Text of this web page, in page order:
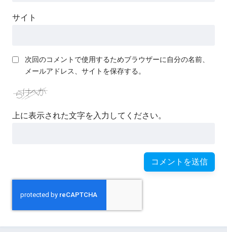
サイト
次回のコメントで使用するためブラウザーに自分の名前、
メールアドレス、サイトを保存する。
上に表示された文字を入力してください。